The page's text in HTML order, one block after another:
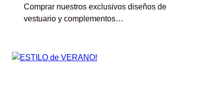
Comprar nuestros exclusivos diseños de
vestuario y complementos…